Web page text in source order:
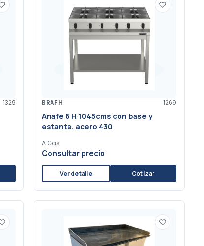
1329 BRAFH 1269
Anafe 6 H 1045cms con base y
estante, acero 430
A Gas
Consultar precio
Ver detalle Cotizar